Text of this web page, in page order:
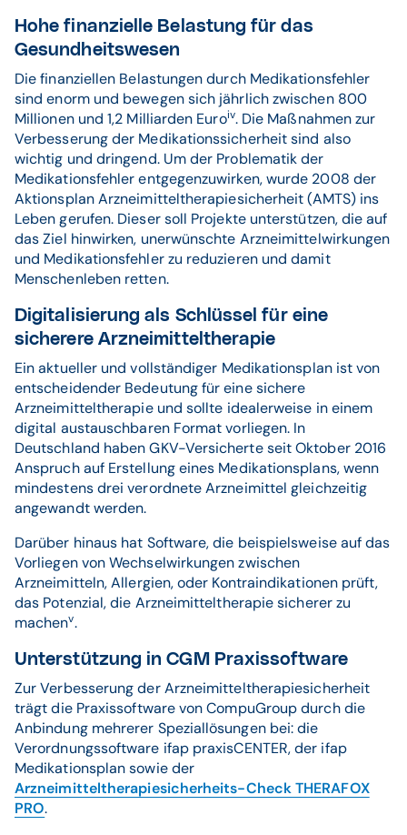
Hohe finanzielle Belastung für das
Gesundheitswesen
Die finanziellen Belastungen durch Medikationsfehler
sind enorm und bewegen sich jährlich zwischen 800
Millionen und 1,2 Milliarden Euroiv. Die Maßnahmen zur
Verbesserung der Medikationssicherheit sind also
wichtig und dringend. Um der Problematik der
Medikationsfehler entgegenzuwirken, wurde 2008 der
Aktionsplan Arzneimitteltherapiesicherheit (AMTS) ins
Leben gerufen. Dieser soll Projekte unterstützen, die auf
das Ziel hinwirken, unerwünschte Arzneimittelwirkungen
und Medikationsfehler zu reduzieren und damit
Menschenleben retten.
Digitalisierung als Schlüssel für eine
sicherere Arzneimitteltherapie
Ein aktueller und vollständiger Medikationsplan ist von
entscheidender Bedeutung für eine sichere
Arzneimitteltherapie und sollte idealerweise in einem
digital austauschbaren Format vorliegen. In
Deutschland haben GKV-Versicherte seit Oktober 2016
Anspruch auf Erstellung eines Medikationsplans, wenn
mindestens drei verordnete Arzneimittel gleichzeitig
angewandt werden.
Darüber hinaus hat Software, die beispielsweise auf das
Vorliegen von Wechselwirkungen zwischen
Arzneimitteln, Allergien, oder Kontraindikationen prüft,
das Potenzial, die Arzneimitteltherapie sicherer zu
machenv.
Unterstützung in CGM Praxissoftware
Zur Verbesserung der Arzneimitteltherapiesicherheit
trägt die Praxissoftware von CompuGroup durch die
Anbindung mehrerer Speziallösungen bei: die
Verordnungssoftware ifap praxisCENTER, der ifap
Medikationsplan sowie der
Arzneimitteltherapiesicherheits-Check THERAFOX
PRO.